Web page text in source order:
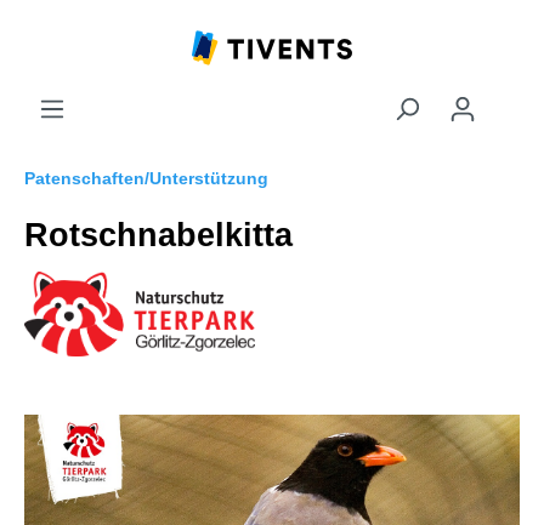
Patenschaften/Unterstützung
Rotschnabelkitta